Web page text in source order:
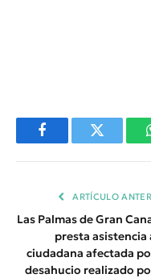
FacebookTwitter
ARTÍCULO
Las Palmas de Gran
presta asistencia
ciudadana afectada
desahucio realizado